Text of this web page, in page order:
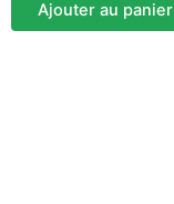
Ajouter au panier